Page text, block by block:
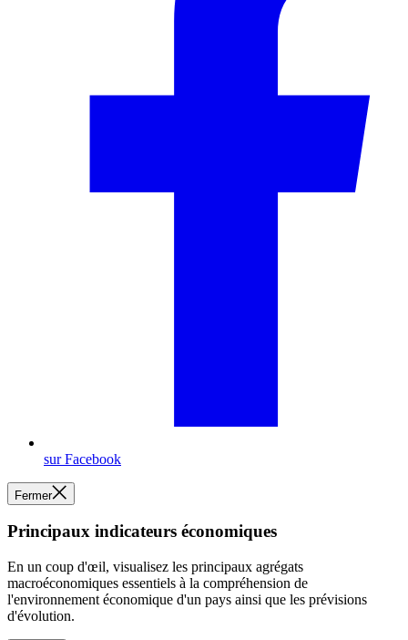
sur Facebook
Fermer
Principaux indicateurs économiques
En un coup d'œil, visualisez les principaux agrégats
macroéconomiques essentiels à la compréhension de
l'environnement économique d'un pays ainsi que les prévisions
d'évolution.